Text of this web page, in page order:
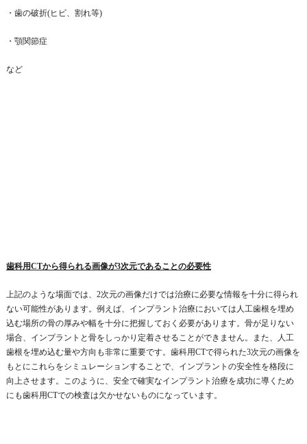
・歯の破折(ヒビ、割れ等)
・顎関節症
など
歯科用CTから得られる画像が3次元であることの必要性
上記のような場面では、2次元の画像だけでは治療に必要な情報を十分に得られ
ない可能性があります。例えば、インプラント治療においては人工歯根を埋め
込む場所の骨の厚みや幅を十分に把握しておく必要があります。骨が足りない
場合、インプラントと骨をしっかり定着させることができません。また、人工
歯根を埋め込む量や方向も非常に重要です。歯科用CTで得られた3次元の画像を
もとにこれらをシミュレーションすることで、インプラントの安全性を格段に
向上させます。このように、安全で確実なインプラント治療を成功に導くため
にも歯科用CTでの検査は欠かせないものになっています。